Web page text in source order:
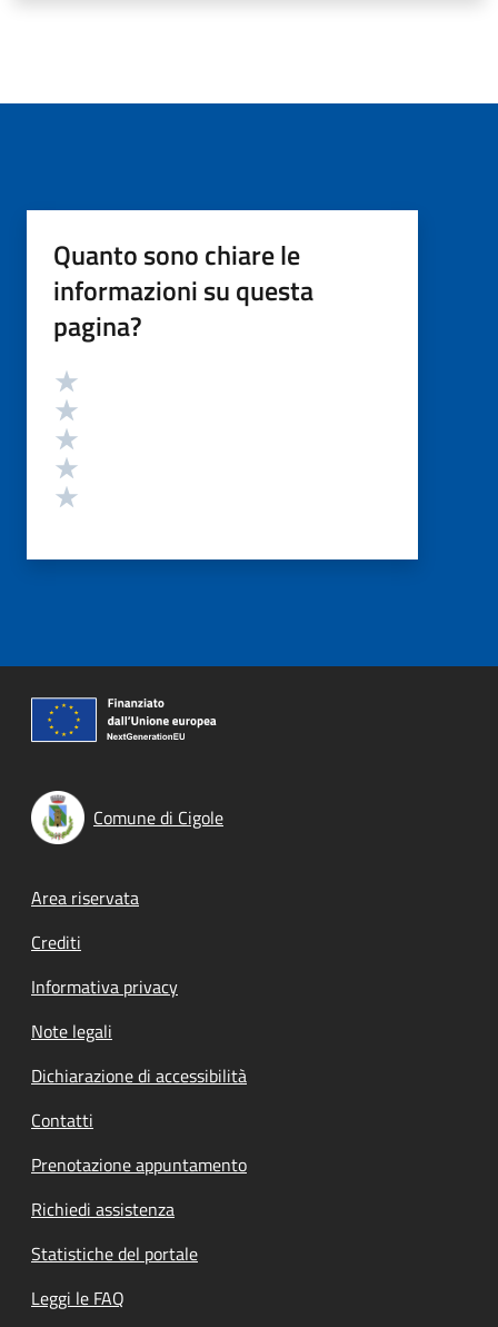
Quanto sono chiare le
informazioni su questa
pagina?
Valutazione
Comune di Cigole
Footer menu
Area riservata
Crediti
Informativa privacy
Note legali
Dichiarazione di accessibilità
Contatti
Prenotazione appuntamento
Richiedi assistenza
Statistiche del portale
Leggi le FAQ